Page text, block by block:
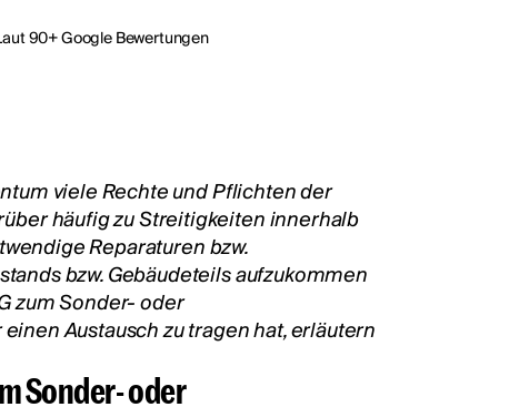
90+ Google Bewertungen
viele Rechte und Pflichten der
häufig zu Streitigkeiten innerhalb
Reparaturen bzw.
bzw. Gebäudeteils aufzukommen
zum Sonder- oder
Austausch zu tragen hat, erläutern
Sonder- oder